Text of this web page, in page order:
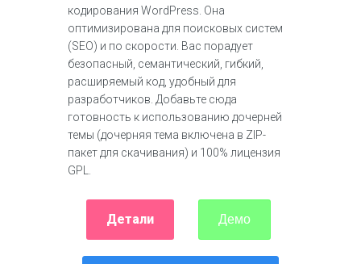
кодирования WordPress. Она
оптимизирована для поисковых систем
(SEO) и по скорости. Вас порадует
безопасный, семантический, гибкий,
расширяемый код, удобный для
разработчиков. Добавьте сюда
готовность к использованию дочерней
темы (дочерняя тема включена в ZIP-
пакет для скачивания) и 100% лицензия
GPL.
Детали Демо